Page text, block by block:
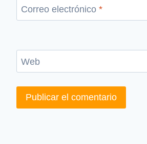
Correo electrónico *
Web